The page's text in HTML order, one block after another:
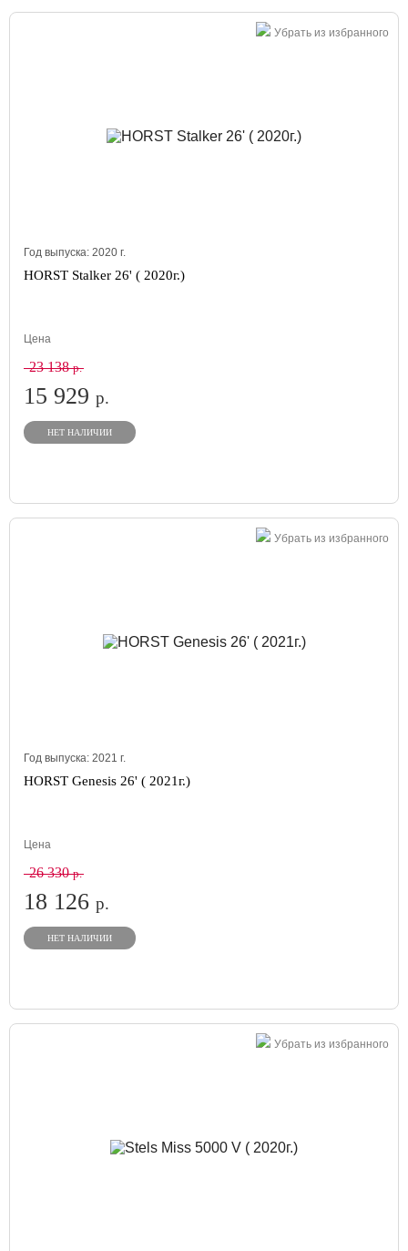
Убрать из избранного
Год выпуска: 2020 г.
HORST Stalker 26' ( 2020г.)
Цена
23 138р.
15 929 р.
НЕТ НАЛИЧИИ
Убрать из избранного
Год выпуска: 2021 г.
HORST Genesis 26' ( 2021г.)
Цена
26 330р.
18 126 р.
НЕТ НАЛИЧИИ
Убрать из избранного